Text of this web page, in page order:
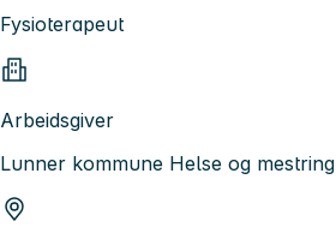
Fysioterapeut
Arbeidsgiver
Lunner kommune Helse og mestring